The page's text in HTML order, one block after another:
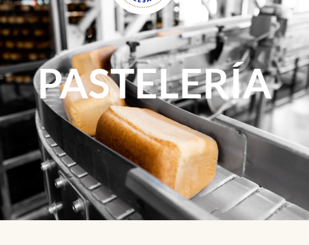
PASTELERÍA